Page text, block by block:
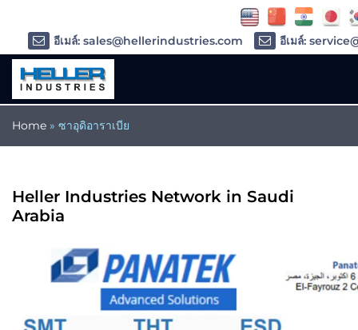
Home » ซาอุดิอาราเบีย
Heller Industries Network in Saudi
Arabia
อีเมล์: sales@hellerindustries.com อีเมล์: